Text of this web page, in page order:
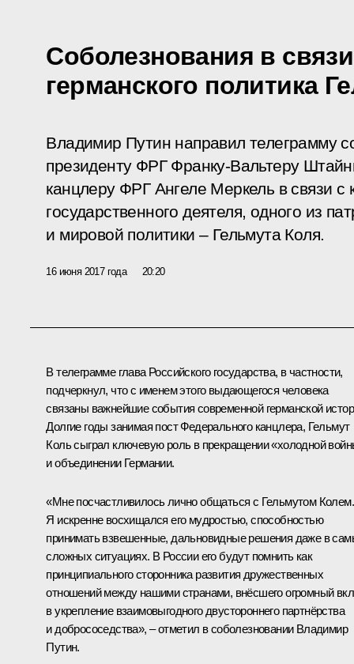
Соболезнования в
германского политика
Владимир Путин направил телеграмму
президенту ФРГ Франку-Вальтеру
канцлеру ФРГ Ангеле Меркель в связи с
государственного деятеля, одного из
и мировой политики – Гельмута Коля.
16 июня 2017 года 20:20
В телеграмме глава Российского государства, в частности,
подчеркнул, что с именем этого выдающегося человека
связаны важнейшие события современной германской
Долгие годы занимая пост Федерального канцлера, Гельмут
Коль сыграл ключевую роль в прекращении «холодной
и объединении Германии.
«Мне посчастливилось лично общаться с Гельмутом Колем.
Я искренне восхищался его мудростью, способностью
принимать взвешенные, дальновидные решения даже в
сложных ситуациях. В России его будут помнить как
принципиального сторонника развития дружественных
отношений между нашими странами, внёсшего огромный
в укрепление взаимовыгодного двустороннего партнёрства
и добрососедства», – отметил в соболезновании Владимир
Путин.